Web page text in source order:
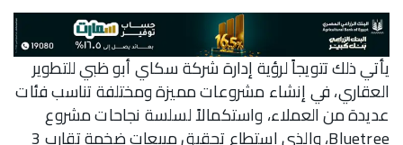
يأتي ذلك تتويجاً لرؤية إدارة شركة سكاي أبو ظبي للتطوير
العقاري، في إنشاء مشروعات مميزة ومختلفة تناسب فئات
عديدة من العملاء، واستكمالاً لسلسة نجاحات مشروع
Bluetree، والذي استطاع تحقيق مبيعات ضخمة تقارب 3